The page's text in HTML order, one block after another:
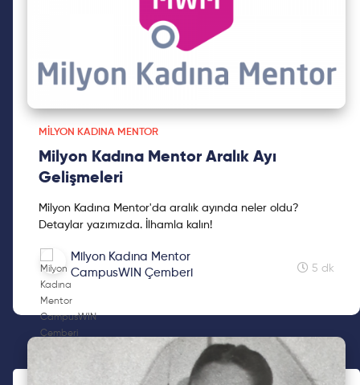
MILYON KADINA MENTOR
Milyon Kadına Mentor Aralık Ayı
Gelişmeleri
Milyon Kadına Mentor'da aralık ayında neler oldu?
Detaylar yazımızda. İlhamla kalın!
Milyon Kadına Mentor
CampusWIN Çemberi
5 dk